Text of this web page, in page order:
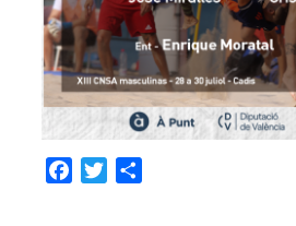
Facebook
Twitter